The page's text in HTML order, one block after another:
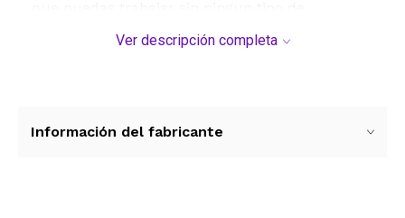
sumamente importante verificar el numero de
Ver descripción completa
Información del fabricante